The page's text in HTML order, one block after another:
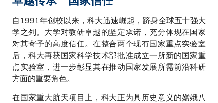
自1991年创校以来，科大迅速崛起，跻身全球五十强大
学之列。大学对教研卓越的坚定承诺，充分体现在国家
对其寄予的高度信任。在整合两个现有国家重点实验室
后，科大再获国家科学技术部批准成立一所新的国家重
点实验室，进一步彰显其在推动国家发展所需前沿科研
方面的重要角色。
在国家重大航天项目上，科大正为具历史意义的嫦娥八